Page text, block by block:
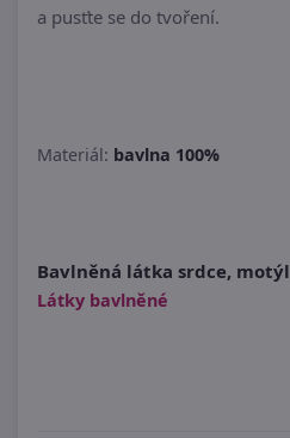
a pusťte se do tvoření.
Materiál: bavlna 100%
Bavlněná látka srdce, motýl
Látky bavlněné